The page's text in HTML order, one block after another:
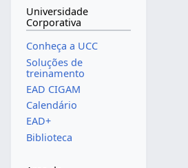
Universidade
Corporativa
Conheça a UCC
Soluções de
treinamento
EAD CIGAM
Calendário
EAD+
Biblioteca